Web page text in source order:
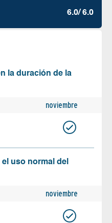
6.0/ 6.0
la duración de la
noviembre
uso normal del
noviembre